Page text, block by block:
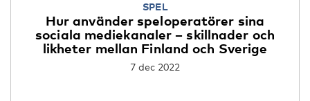
SPEL
Hur använder speloperatörer sina
sociala mediekanaler – skillnader och
likheter mellan Finland och Sverige
7 dec 2022